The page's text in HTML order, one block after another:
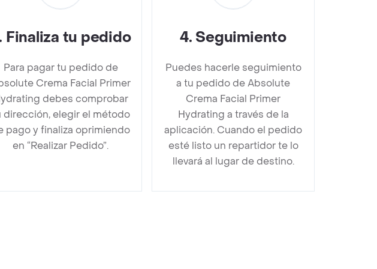
Finaliza tu pedido
Para pagar tu pedido de
Crema Facial Primer
debes comprobar
dirección, elegir el método
pago y finaliza oprimiendo
en “Realizar Pedido”.
4. Seguimiento
Puedes hacerle seguimiento
a tu pedido de Absolute
Crema Facial Primer
Hydrating a través de la
aplicación. Cuando el pedido
esté listo un repartidor te lo
llevará al lugar de destino.